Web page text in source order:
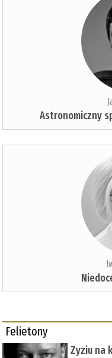
Astronomiczny
Felietony
Zyziu na